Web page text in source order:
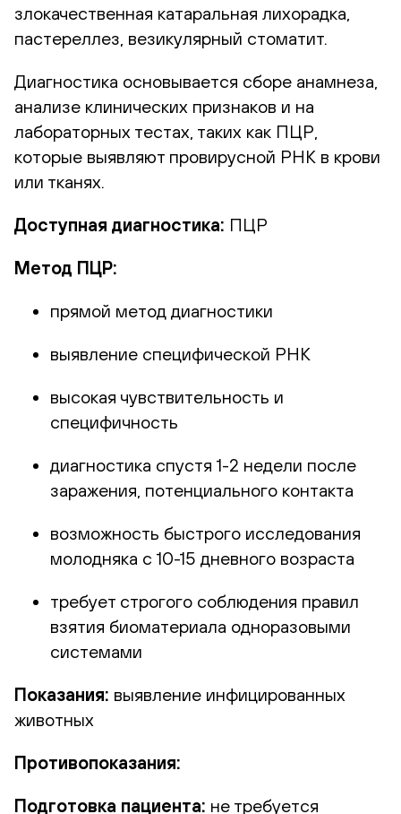
злокачественная катаральная лихорадка,
пастереллез, везикулярный стоматит.
Диагностика основывается сборе анамнеза,
анализе клинических признаков и на
лабораторных тестах, таких как ПЦР,
которые выявляют провирусной РНК в крови
или тканях.
Доступная диагностика: ПЦР
Метод ПЦР:
прямой метод диагностики
выявление специфической РНК
высокая чувствительность и
специфичность
диагностика спустя 1-2 недели после
заражения, потенциального контакта
возможность быстрого исследования
молодняка с 10-15 дневного возраста
требует строгого соблюдения правил
взятия биоматериала одноразовыми
системами
Показания: выявление инфицированных
животных
Противопоказания:
Подготовка пациента: не требуется